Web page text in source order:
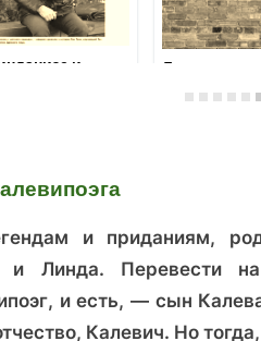
и
Листая
и приданиям,
и Линда. Перевести
и есть, — сын
Калевич. Но